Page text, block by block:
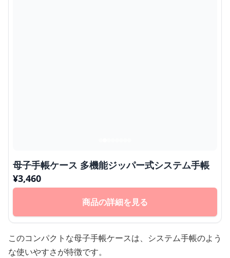
母子手帳ケース 多機能ジッパー式システム手帳
¥3,460
商品の詳細を見る
このコンパクトな母子手帳ケースは、システム手帳のよう
な使いやすさが特徴です。